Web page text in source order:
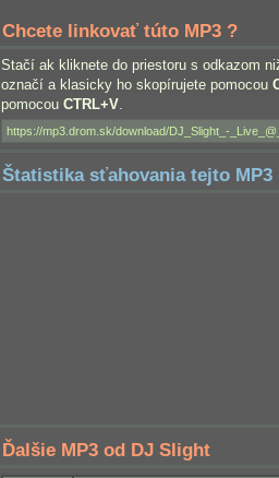
Chcete linkovať túto MP3 ?
Stačí ak kliknete do priestoru s odkazom
označí a klasicky ho skopírujete pomocou
pomocou CTRL+V.
Štatistika sťahovania tejto MP3
Ďalšie MP3 od DJ Slight